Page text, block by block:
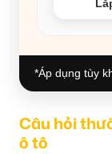
*Áp dụng tùy
Câu hỏi
ô tô